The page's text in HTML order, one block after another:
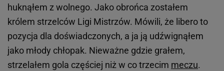
huknąłem z wolnego. Jako obrońca zostałem
królem strzelców Ligi Mistrzów. Mówili, że libero to
pozycja dla doświadczonych, a ja ją udźwignąłem
jako młody chłopak. Nieważne gdzie grałem,
strzelałem gola częściej niż w co trzecim meczu.